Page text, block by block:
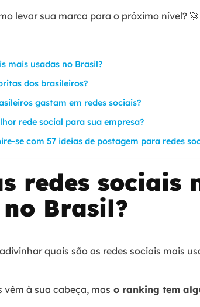
levar sua marca para o próximo nível? 🚀
mais usadas no Brasil?
dos brasileiros?
gastam em redes sociais?
rede social para sua empresa?
se com 57 ideias de postagem para redes
redes sociais
Brasil?
quais são as redes sociais mais
à sua cabeça, mas o ranking tem